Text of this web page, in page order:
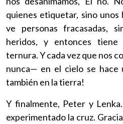
quienes etiquetar, sino unos
ve personas fracasadas,
heridos, y entonces tiene
ternura. Y cada vez que nos
nunca— en el cielo se hace
también en la tierra!
Y finalmente, Peter y
experimentado la cruz.